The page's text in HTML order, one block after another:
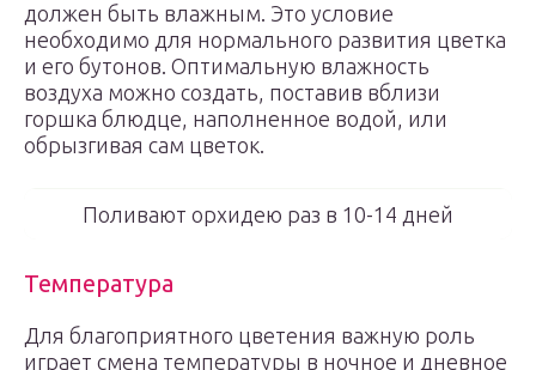
должен быть влажным. Это условие
необходимо для нормального развития цветка
и его бутонов. Оптимальную влажность
воздуха можно создать, поставив вблизи
горшка блюдце, наполненное водой, или
обрызгивая сам цветок.
Поливают орхидею раз в 10-14 дней
Температура
Для благоприятного цветения важную роль
играет смена температуры в ночное и дневное